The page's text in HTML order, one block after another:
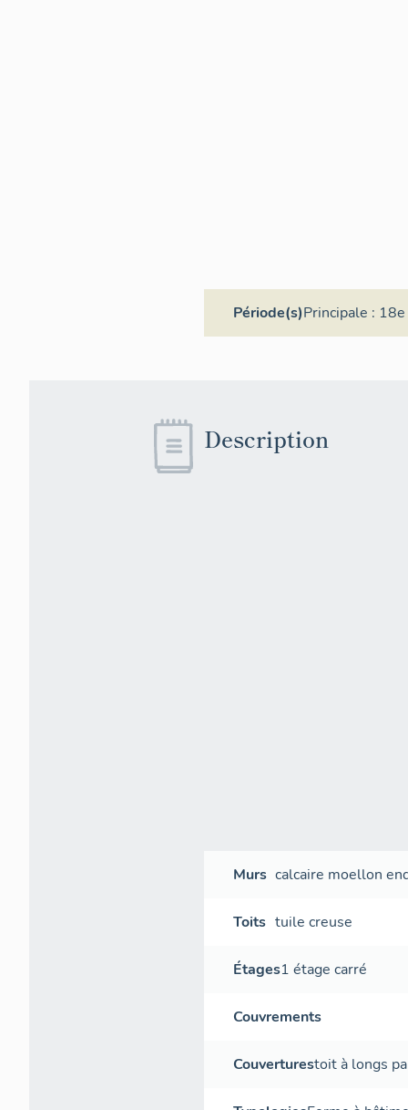
Période(s)Principale :
Description
Murs calcaire moellon
Toits tuile creuse
Étages1 étage carré
Couvrements
Couverturestoit à longs